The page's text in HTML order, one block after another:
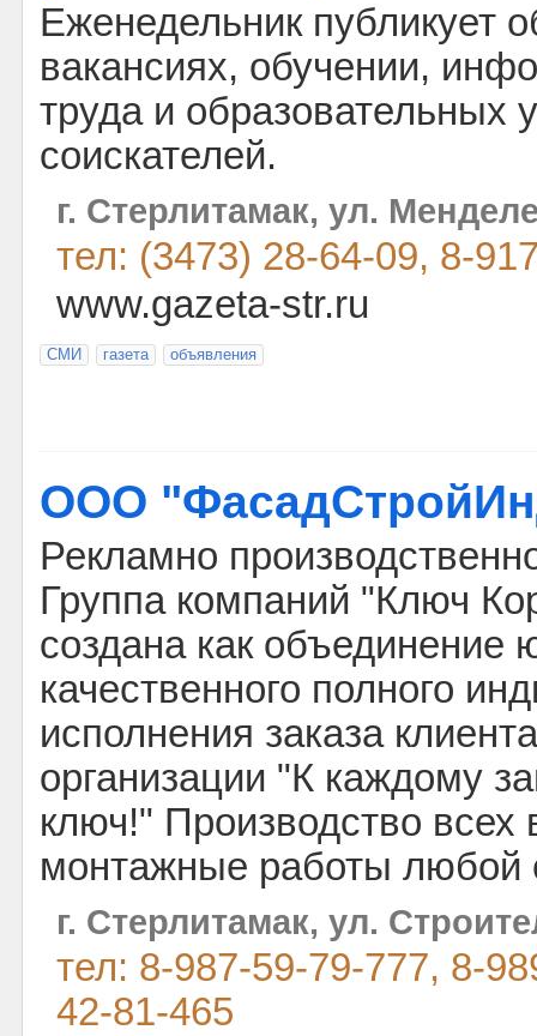
Еженедельник публикует
вакансиях, обучении,
труда и образовательных
соискателей.
г. Стерлитамак, ул.
тел: (3473) 28-64-09, 8-
www.gazeta-str.ru
СМИ газета объявления
ООО
Рекламно
Группа компаний "Ключ
создана как объединение
качественного полного
исполнения заказа
организации "К каждому
ключ!" Производство
монтажные работы любой
г. Стерлитамак, ул.
тел: 8-987-59-79-777, 8-
42-81-465